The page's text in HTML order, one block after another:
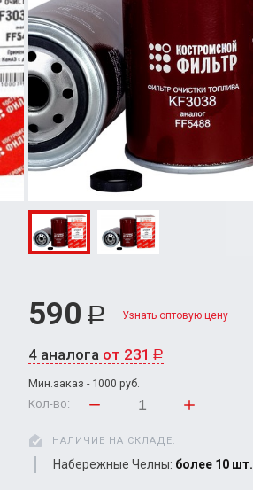
590 Р Узнать оптовую цену
4 аналога от 231 Р
Мин.заказ - 1000 руб.
Кол-во:
НАЛИЧИЕ НА СКЛАДЕ:
Набережные Челны: более 10 шт.